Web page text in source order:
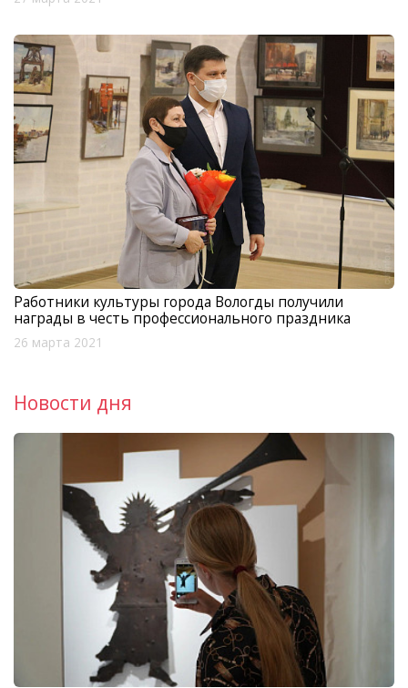
Работники культуры города Вологды получили
награды в честь профессионального праздника
26 марта 2021
Новости дня